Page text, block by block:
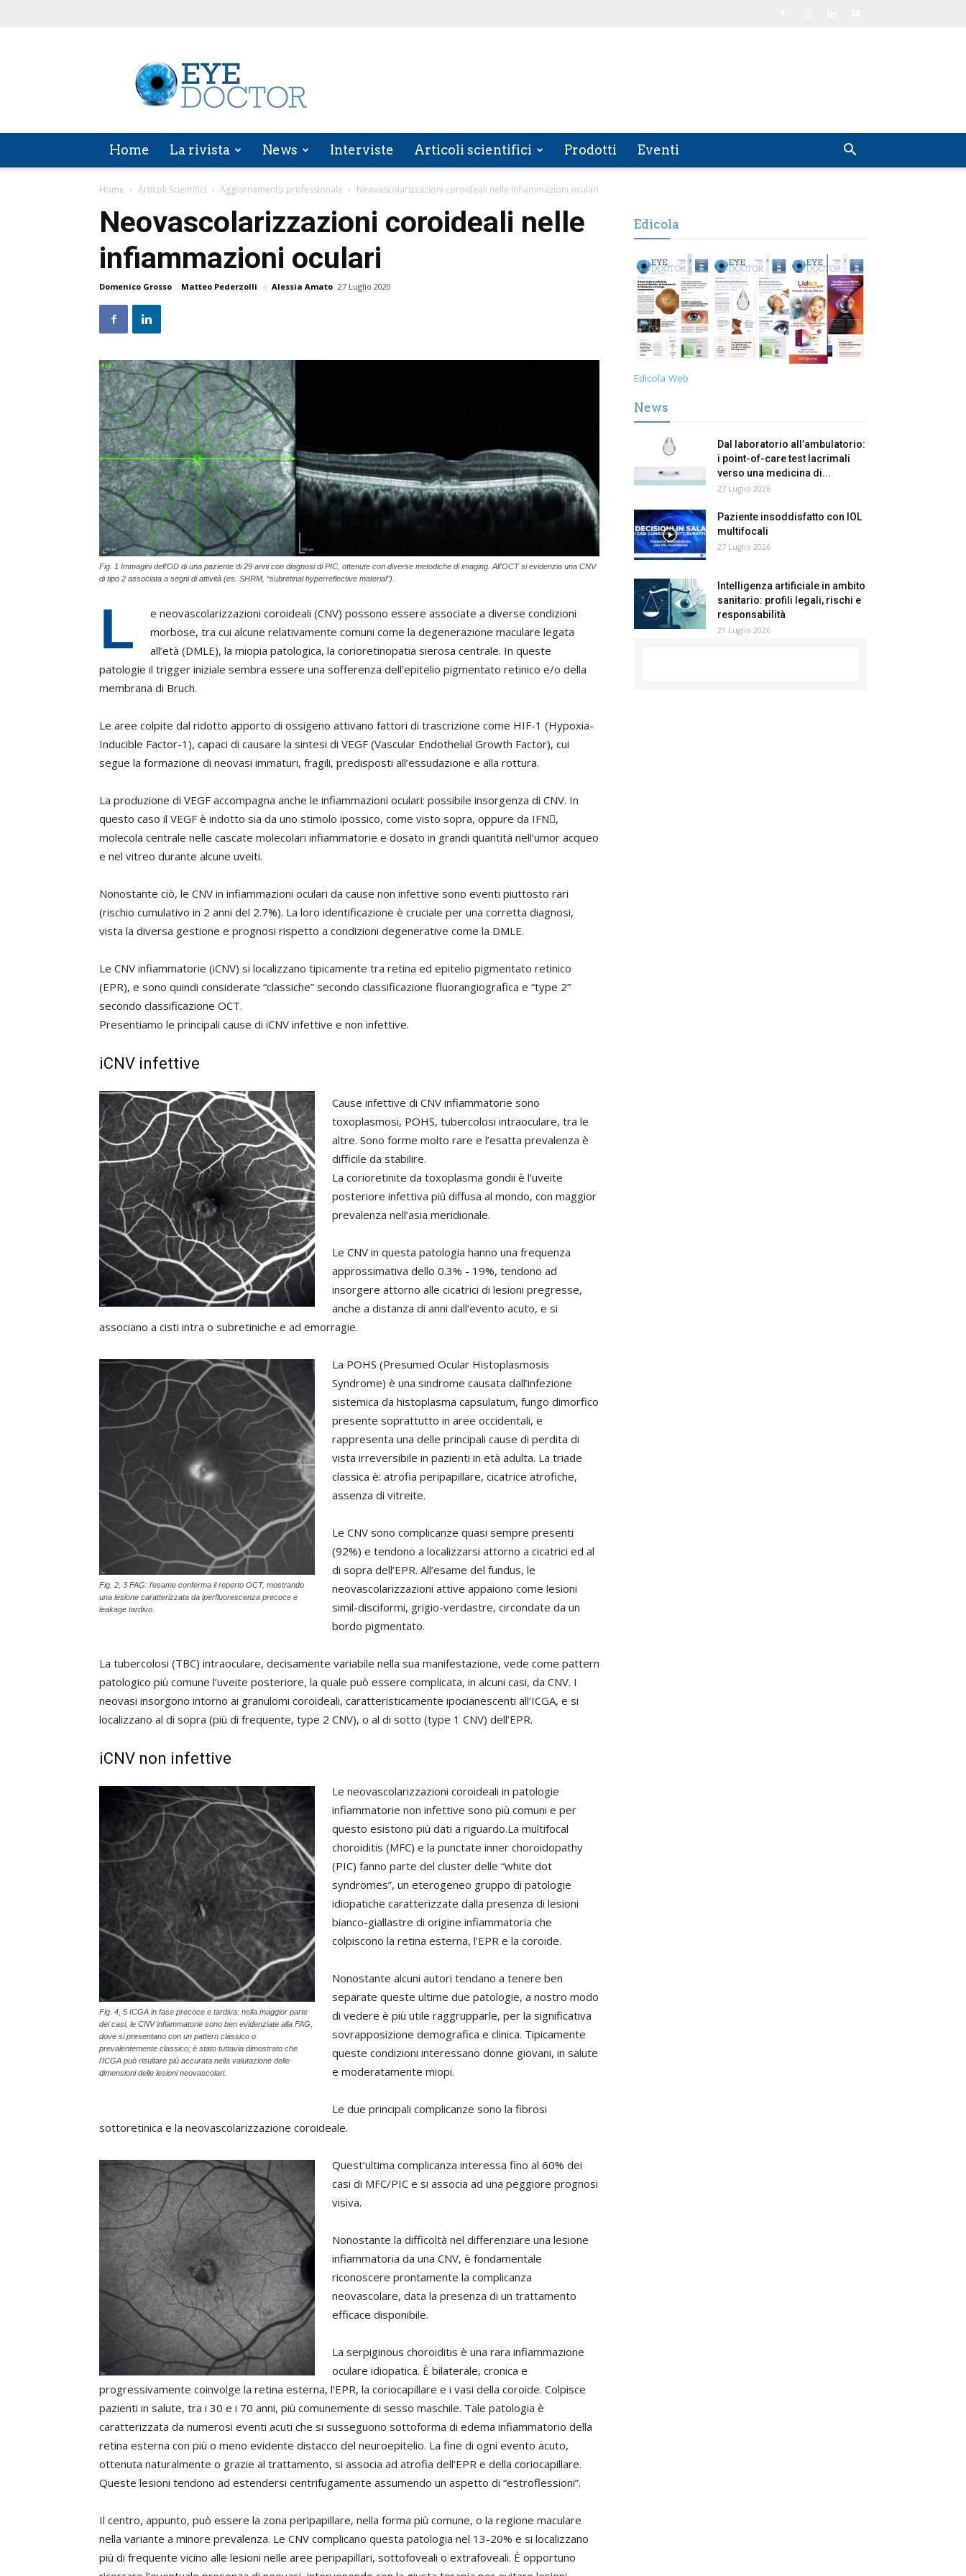
EYE
DOCTOR
Home La rivista News Interviste Articoli scientifici Prodotti Eventi
Home Articoli Scientifici Aggiornamento professionale Neovascolarizzazioni coroideali nelle infiammazioni oculari
Neovascolarizzazioni coroideali nelle
infiammazioni oculari
Domenico Grosso , Matteo Pederzolli e Alessia Amato 27 Luglio 2020
Fig. 1 Immagini dell’OD di una paziente di 29 anni con diagnosi di PIC, ottenute con diverse metodiche di imaging. All'OCT si evidenzia una CNV
di tipo 2 associata a segni di attività (es. SHRM, “subretinal hyperreflective material”).
L
e neovascolarizzazioni coroideali (CNV) possono essere associate a diverse condizioni
morbose, tra cui alcune relativamente comuni come la degenerazione maculare legata
all’età (DMLE), la miopia patologica, la corioretinopatia sierosa centrale. In queste
patologie il trigger iniziale sembra essere una sofferenza dell’epitelio pigmentato retinico e/o della
membrana di Bruch.
Le aree colpite dal ridotto apporto di ossigeno attivano fattori di trascrizione come HIF-1 (Hypoxia-
Inducible Factor-1), capaci di causare la sintesi di VEGF (Vascular Endothelial Growth Factor), cui
segue la formazione di neovasi immaturi, fragili, predisposti all’essudazione e alla rottura.
La produzione di VEGF accompagna anche le infiammazioni oculari: possibile insorgenza di CNV. In
questo caso il VEGF è indotto sia da uno stimolo ipossico, come visto sopra, oppure da IFN,
molecola centrale nelle cascate molecolari infiammatorie e dosato in grandi quantità nell’umor acqueo
e nel vitreo durante alcune uveiti.
Nonostante ciò, le CNV in infiammazioni oculari da cause non infettive sono eventi piuttosto rari
(rischio cumulativo in 2 anni del 2.7%). La loro identificazione è cruciale per una corretta diagnosi,
vista la diversa gestione e prognosi rispetto a condizioni degenerative come la DMLE.
Le CNV infiammatorie (iCNV) si localizzano tipicamente tra retina ed epitelio pigmentato retinico
(EPR), e sono quindi considerate “classiche” secondo classificazione fluorangiografica e “type 2”
secondo classificazione OCT.
Presentiamo le principali cause di iCNV infettive e non infettive.
iCNV infettive
Cause infettive di CNV infiammatorie sono
toxoplasmosi, POHS, tubercolosi intraoculare, tra le
altre. Sono forme molto rare e l’esatta prevalenza è
difficile da stabilire.
La corioretinite da toxoplasma gondii è l’uveite
posteriore infettiva più diffusa al mondo, con maggior
prevalenza nell’asia meridionale.
Le CNV in questa patologia hanno una frequenza
approssimativa dello 0.3% - 19%, tendono ad
insorgere attorno alle cicatrici di lesioni pregresse,
anche a distanza di anni dall’evento acuto, e si
associano a cisti intra o subretiniche e ad emorragie.
Fig. 2, 3 FAG: l’esame conferma il reperto OCT, mostrando
una lesione caratterizzata da iperfluorescenza precoce e
leakage tardivo.
La POHS (Presumed Ocular Histoplasmosis
Syndrome) è una sindrome causata dall’infezione
sistemica da histoplasma capsulatum, fungo dimorfico
presente soprattutto in aree occidentali, e
rappresenta una delle principali cause di perdita di
vista irreversibile in pazienti in età adulta. La triade
classica è: atrofia peripapillare, cicatrice atrofiche,
assenza di vitreite.
Le CNV sono complicanze quasi sempre presenti
(92%) e tendono a localizzarsi attorno a cicatrici ed al
di sopra dell’EPR. All’esame del fundus, le
neovascolarizzazioni attive appaiono come lesioni
simil-disciformi, grigio-verdastre, circondate da un
bordo pigmentato.
La tubercolosi (TBC) intraoculare, decisamente variabile nella sua manifestazione, vede come pattern
patologico più comune l’uveite posteriore, la quale può essere complicata, in alcuni casi, da CNV. I
neovasi insorgono intorno ai granulomi coroideali, caratteristicamente ipocianescenti all’ICGA, e si
localizzano al di sopra (più di frequente, type 2 CNV), o al di sotto (type 1 CNV) dell’EPR.
iCNV non infettive
Fig. 4, 5 ICGA in fase precoce e tardiva: nella maggior parte
dei casi, le CNV infiammatorie sono ben evidenziate alla FAG,
dove si presentano con un pattern classico o
prevalentemente classico; è stato tuttavia dimostrato che
l'ICGA può risultare più accurata nella valutazione delle
dimensioni delle lesioni neovascolari.
Le neovascolarizzazioni coroideali in patologie
infiammatorie non infettive sono più comuni e per
questo esistono più dati a riguardo.La multifocal
choroiditis (MFC) e la punctate inner choroidopathy
(PIC) fanno parte del cluster delle “white dot
syndromes”, un eterogeneo gruppo di patologie
idiopatiche caratterizzate dalla presenza di lesioni
bianco-giallastre di origine infiammatoria che
colpiscono la retina esterna, l’EPR e la coroide.
Nonostante alcuni autori tendano a tenere ben
separate queste ultime due patologie, a nostro modo
di vedere è più utile raggrupparle, per la significativa
sovrapposizione demografica e clinica. Tipicamente
queste condizioni interessano donne giovani, in salute
e moderatamente miopi.
Le due principali complicanze sono la fibrosi
sottoretinica e la neovascolarizzazione coroideale.
Quest’ultima complicanza interessa fino al 60% dei
casi di MFC/PIC e si associa ad una peggiore prognosi
visiva.
Nonostante la difficoltà nel differenziare una lesione
infiammatoria da una CNV, è fondamentale
riconoscere prontamente la complicanza
neovascolare, data la presenza di un trattamento
efficace disponibile.
La serpiginous choroiditis è una rara infiammazione
oculare idiopatica. È bilaterale, cronica e
progressivamente coinvolge la retina esterna, l’EPR, la coriocapillare e i vasi della coroide. Colpisce
pazienti in salute, tra i 30 e i 70 anni, più comunemente di sesso maschile. Tale patologia è
caratterizzata da numerosi eventi acuti che si susseguono sottoforma di edema infiammatorio della
retina esterna con più o meno evidente distacco del neuroepitelio. La fine di ogni evento acuto,
ottenuta naturalmente o grazie al trattamento, si associa ad atrofia dell’EPR e della coriocapillare.
Queste lesioni tendono ad estendersi centrifugamente assumendo un aspetto di “estroflessioni”.
Il centro, appunto, può essere la zona peripapillare, nella forma più comune, o la regione maculare
nella variante a minore prevalenza. Le CNV complicano questa patologia nel 13-20% e si localizzano
più di frequente vicino alle lesioni nelle aree peripapillari, sottofoveali o extrafoveali. È opportuno
Edicola
Edicola Web
News
Dal laboratorio all’ambulatorio:
i point-of-care test lacrimali
verso una medicina di...
27 Luglio 2026
Paziente insoddisfatto con IOL
multifocali
27 Luglio 2026
Intelligenza artificiale in ambito
sanitario: profili legali, rischi e
responsabilità
21 Luglio 2026